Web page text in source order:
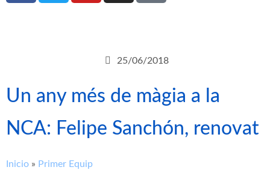
25/06/2018
Un any més de màgia a la
NCA: Felipe Sanchón, renovat
Inicio » Primer Equip